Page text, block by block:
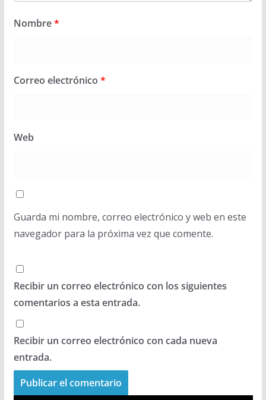
Nombre*
Correo electrónico *
Web
Guarda mi nombre, correo electrónico y web en este
navegador para la próxima vez que comente.
Recibir un correo electrónico con los siguientes
comentarios a esta entrada.
Recibir un correo electrónico con cada nueva
entrada.